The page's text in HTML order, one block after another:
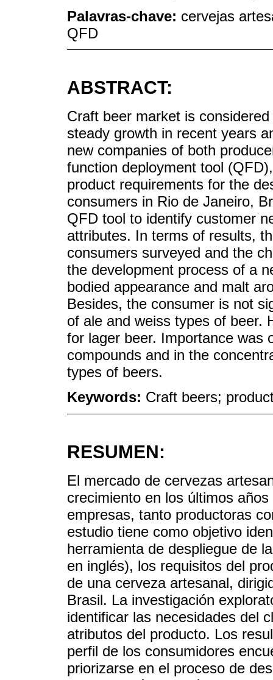
Palavras-chave: cervejas
QFD
ABSTRACT:
Craft beer market is
steady growth in recent years
new companies of both
function deployment tool
product requirements for the
consumers in Rio de Janeiro,
QFD tool to identify customer
attributes. In terms of results,
consumers surveyed and the
the development process of a
bodied appearance and malt
Besides, the consumer is not
of ale and weiss types of beer.
for lager beer. Importance was
compounds and in the
types of beers.
Keywords: Craft beers;
RESUMEN:
El mercado de cervezas
crecimiento en los últimos
empresas, tanto productoras
estudio tiene como objetivo
herramienta de despliegue de
en inglés), los requisitos del
de una cerveza artesanal,
Brasil. La investigación
identificar las necesidades del
atributos del producto. Los
perfil de los consumidores
priorizarse en el proceso de